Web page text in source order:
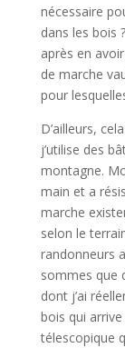
nécessaire
dans les bois
après en
de marche
pour
D’ailleurs,
j’utilise des
montagne.
main et a
marche
selon le
randonneurs
sommes que
dont j’ai
bois qui
télescopique